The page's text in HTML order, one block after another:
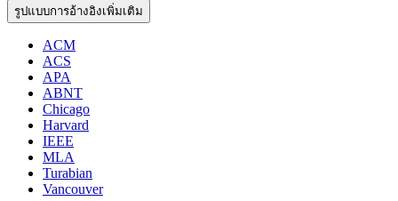
รูปแบบการอ้างอิงเพิ่มเติม
ACM
ACS
APA
ABNT
Chicago
Harvard
IEEE
MLA
Turabian
Vancouver